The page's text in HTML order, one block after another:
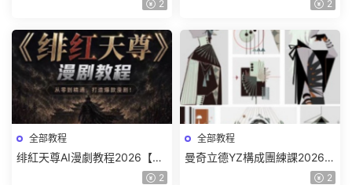
2 2
全部教程
绯紅天尊AI漫劇教程2026【畫
2
全部教程
曼奇立德YZ構成團練課2026年
8月已結課【畫質高清有課件】
2